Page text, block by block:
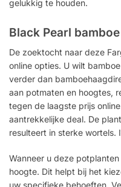
gelukkig te houden.
Black Pearl
De zoektocht naar deze
online opties. U wilt
verder dan
aan potmaten en hoogtes,
tegen de laagste prijs
aantrekkelijke deal. De
resulteert in sterke wortels.
Wanneer u deze
hoogte. Dit helpt bij het
uw specifieke behoeften.